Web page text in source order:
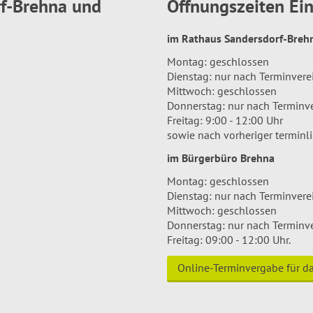
Brehna und Öffnungszeiten
im Rathaus Sandersdorf-
Montag: geschlossen
Dienstag: nur nach
Mittwoch: geschlossen
Donnerstag: nur nach
Freitag: 9:00 - 12:00 Uhr
sowie nach vorheriger
im Bürgerbüro Brehna
Montag: geschlossen
Dienstag: nur nach
Mittwoch: geschlossen
Donnerstag: nur nach
Freitag: 09:00 - 12:00 Uhr.
Online-Terminvergabe für